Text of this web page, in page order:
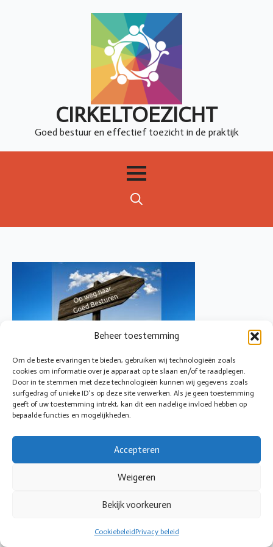
Beheer toestemming
Om de beste ervaringen te bieden, gebruiken wij technologieën zoals
cookies om informatie over je apparaat op te slaan en/of te raadplegen.
Door in te stemmen met deze technologieën kunnen wij gegevens zoals
surfgedrag of unieke ID's op deze site verwerken. Als je geen toestemming
geeft of uw toestemming intrekt, kan dit een nadelige invloed hebben op
bepaalde functies en mogelijkheden.
Accepteren
Weigeren
Bekijk voorkeuren
CookiebeleidPrivacy beleid
CIRKELTOEZICHT
Goed bestuur en effectief toezicht in de praktijk
© 2026 Cirkeltoezicht